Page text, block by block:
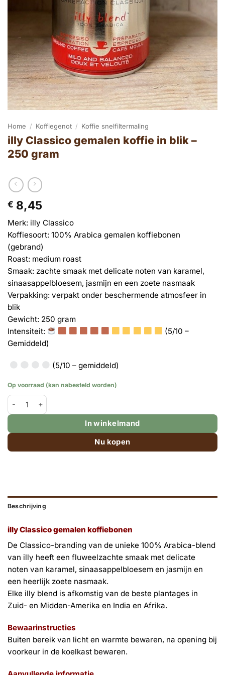
Home / Koffiegenot / Koffie snelfiltermaling
illy Classico gemalen koffie in blik –
250 gram
€ 8,45
Merk: illy Classico
Koffiesoort: 100% Arabica gemalen koffiebonen
(gebrand)
Roast: medium roast
Smaak: zachte smaak met delicate noten van karamel,
sinaasappelbloesem, jasmijn en een zoete nasmaak
Verpakking: verpakt onder beschermende atmosfeer in
blik
Gewicht: 250 gram
Intensiteit:
(5/10 –
Gemiddeld)
(5/10 – gemiddeld)
Op voorraad (kan nabesteld worden)
illy Classico gemalen koffie in blik - 250 gram aantal
In winkelmand
Nu kopen
Beschrijving
illy Classico gemalen koffiebonen
De Classico-branding van de unieke 100% Arabica-blend
van illy heeft een fluweelzachte smaak met delicate
noten van karamel, sinaasappelbloesem en jasmijn en
een heerlijk zoete nasmaak.
Elke illy blend is afkomstig van de beste plantages in
Zuid- en Midden-Amerika en India en Afrika.
Bewaarinstructies
Buiten bereik van licht en warmte bewaren, na opening bij
voorkeur in de koelkast bewaren.